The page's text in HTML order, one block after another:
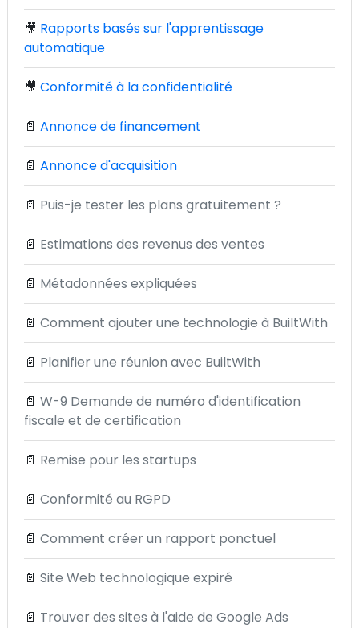
🎥 Rapports basés sur l'apprentissage
automatique
🎥 Conformité à la confidentialité
📄 Annonce de financement
📄 Annonce d'acquisition
📄 Puis-je tester les plans gratuitement ?
📄 Estimations des revenus des ventes
📄 Métadonnées expliquées
📄 Comment ajouter une technologie à BuiltWith
📄 Planifier une réunion avec BuiltWith
📄 W-9 Demande de numéro d'identification
fiscale et de certification
📄 Remise pour les startups
📄 Conformité au RGPD
📄 Comment créer un rapport ponctuel
📄 Site Web technologique expiré
📄 Trouver des sites à l'aide de Google Ads